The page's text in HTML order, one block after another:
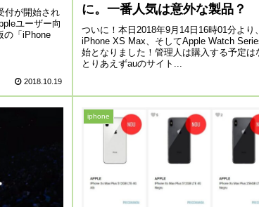
付が開始され
ユーザー向
の「iPhone
2018.10.19
に。一番人気は意外な製品？
ついに！本日2018年9月14日16時01分より
iPhone XS Max、そしてApple Watch
始となりました！管理人は購入する予定は
とりあえずauのサイト...
iphone